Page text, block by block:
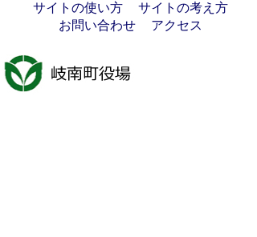
サイトの使い方
サイトの考え方
お問い合わせ
アクセス